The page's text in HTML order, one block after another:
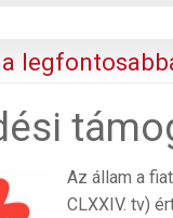
Az állam a
CLXXIV. tv)